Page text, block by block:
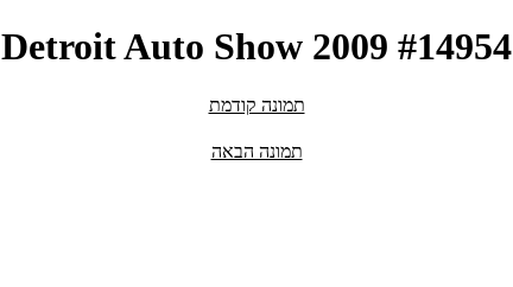
Detroit Auto Show 2009 #14954
תמונה קודמת
תמונה הבאה